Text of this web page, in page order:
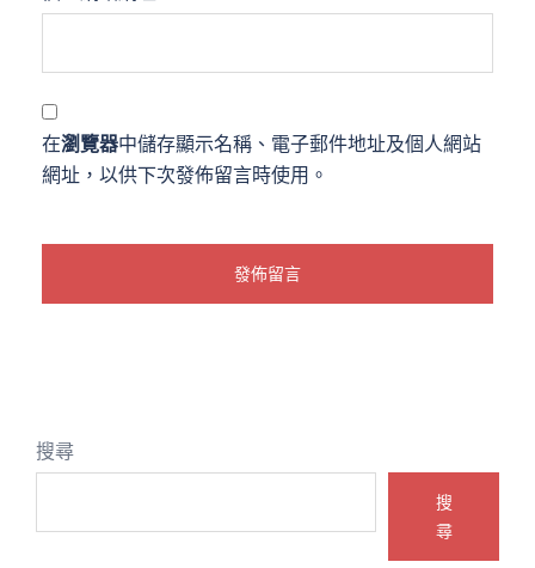
在瀏覽器中儲存顯示名稱、電子郵件地址及個人網站
網址，以供下次發佈留言時使用。
搜尋
搜
尋